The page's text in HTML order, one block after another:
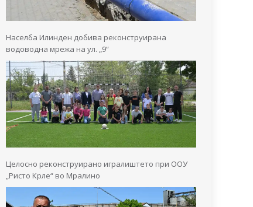
Населба Илинден добива реконструирана
водоводна мрежа на ул. „9“
Целосно реконструирано игралиштето при ООУ
„Ристо Крле“ во Мралино